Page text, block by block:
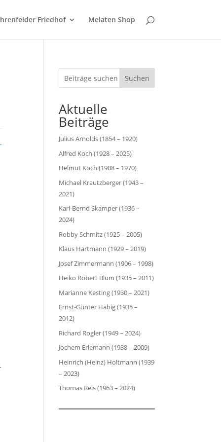
Friedhof Melaten Shop
Suchen
Aktuelle
Beiträge
Julius Arnolds (1854 – 1920)
Alfred Koch (1928 – 2025)
Helmut Koch (1908 – 1970)
Michael Krautzberger (1943 –
2021)
Karl-Bernd Skamper (1936 –
2024)
Robby Schmitz (1925 – 2005)
Klaus Hartmann (1929 – 2019)
Josef Zimmermann (1906 – 1998)
Heiko Robert Blum (1935 – 2011)
Marianne Kesting (1930 – 2021)
Ernst-Günter Habig (1935 –
2012)
Richard Rogler (1949 – 2024)
Jochem Erlemann (1938 – 2009)
Heinrich (Heinz) Holtmann (1939
– 2023)
Thomas Reis (1963 – 2024)